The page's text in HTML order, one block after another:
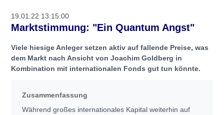
19.01.22 13:15:00
Marktstimmung: "Ein Quantum Angst"
Viele hiesige Anleger setzen aktiv auf fallende Preise, was
dem Markt nach Ansicht von Joachim Goldberg in
Kombination mit internationalen Fonds gut tun könnte.
Zusammenfassung
Während großes internationales Kapital weiterhin auf